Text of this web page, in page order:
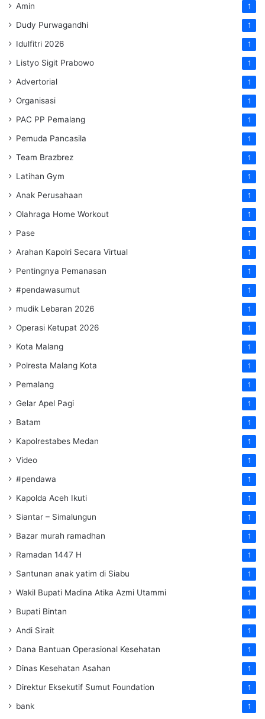
Amin 1
Dudy Purwagandhi 1
Idulfitri 2026 1
Listyo Sigit Prabowo 1
Advertorial 1
Organisasi 1
PAC PP Pemalang 1
Pemuda Pancasila 1
Team Brazbrez 1
Latihan Gym 1
Anak Perusahaan 1
Olahraga Home Workout 1
Pase 1
Arahan Kapolri Secara Virtual 1
Pentingnya Pemanasan 1
#pendawasumut 1
mudik Lebaran 2026 1
Operasi Ketupat 2026 1
Kota Malang 1
Polresta Malang Kota 1
Pemalang 1
Gelar Apel Pagi 1
Batam 1
Kapolrestabes Medan 1
Video 1
#pendawa 1
Kapolda Aceh Ikuti 1
Siantar – Simalungun 1
Bazar murah ramadhan 1
Ramadan 1447 H 1
Santunan anak yatim di Siabu 1
Wakil Bupati Madina Atika Azmi Utammi 1
Bupati Bintan 1
Andi Sirait 1
Dana Bantuan Operasional Kesehatan 1
Dinas Kesehatan Asahan 1
Direktur Eksekutif Sumut Foundation 1
bank 1